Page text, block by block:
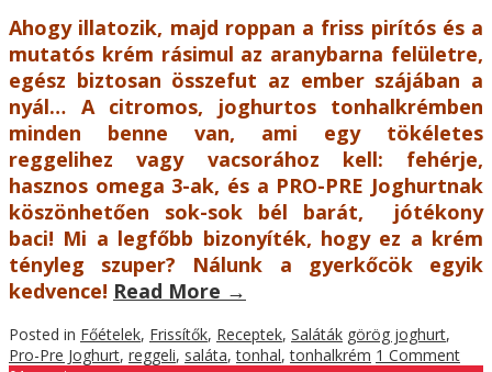
Ahogy illatozik, majd roppan a friss pirítós és a
mutatós krém rásimul az aranybarna felületre,
egész biztosan összefut az ember szájában a
nyál… A citromos, joghurtos tonhalkrémben
minden benne van, ami egy tökéletes
reggelihez vagy vacsorához kell: fehérje,
hasznos omega 3-ak, és a PRO-PRE Joghurtnak
köszönhetően sok-sok bél barát, jótékony
baci! Mi a legfőbb bizonyíték, hogy ez a krém
tényleg szuper? Nálunk a gyerkőcök egyik
kedvence! Read More →
Posted in Főételek, Frissítők, Receptek, Saláták görög joghurt,
Pro-Pre Joghurt, reggeli, saláta,tonhal,tonhalkrém 1 Comment